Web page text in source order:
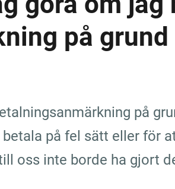
på grund
på
på fel sätt eller för
oss inte borde ha gjort